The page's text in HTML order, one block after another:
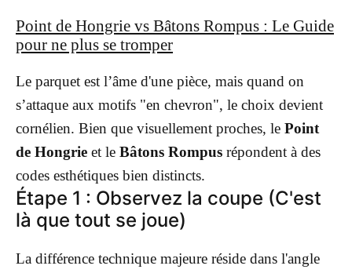
Point de Hongrie vs Bâtons Rompus : Le Guide
pour ne plus se tromper
Le parquet est l’âme d'une pièce, mais quand on
s’attaque aux motifs "en chevron", le choix devient
cornélien. Bien que visuellement proches, le Point
de Hongrie et le Bâtons Rompus répondent à des
codes esthétiques bien distincts.
Étape 1 : Observez la coupe (C'est
là que tout se joue)
La différence technique majeure réside dans l'angle